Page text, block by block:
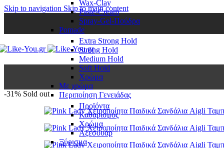
Skip to navigation Skip to main content
Wax-Clay
Paste-Cream
Spray-Gel-Πούδρα
Pomade
Extra Strong Hold
Strong Hold
Medium Hold
Soft Hold
Χρώμα
Με χρώμα
Περιποίηση Γενειάδας
Προϊόντα
Καθαρισμός
Χρώμα
Αξεσουάρ
Ξύρισμα
-31% Sold out